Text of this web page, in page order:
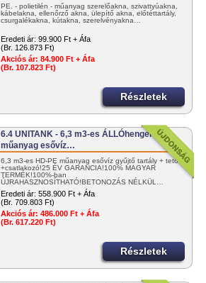
PE. - polietilén - műanyag szerelőakna, szivattyúakna,
kábelakna, ellenőrző akna, ülepítő akna, előtéttartály,
csurgalékakna, kútakna, szerelvényakna…
Eredeti ár: 99.900 Ft + Áfa
(Br. 126.873 Ft)
Akciós ár: 84.900 Ft + Áfa
(Br. 107.823 Ft)
Részletek
6.4 UNITANK - 6,3 m3-es ÁLLÓhengeres
műanyag esővíz…
6,3 m3-es HD-PE műanyag esővíz gyűjtő tartály + tető
+csatlakozó!25 ÉV GARANCIA!100% MAGYAR
TERMÉK!100%-ban
ÚJRAHASZNOSÍTHATÓ!BETONOZÁS NÉLKÜL…
Eredeti ár: 558.900 Ft + Áfa
(Br. 709.803 Ft)
Akciós ár: 486.000 Ft + Áfa
(Br. 617.220 Ft)
Részletek